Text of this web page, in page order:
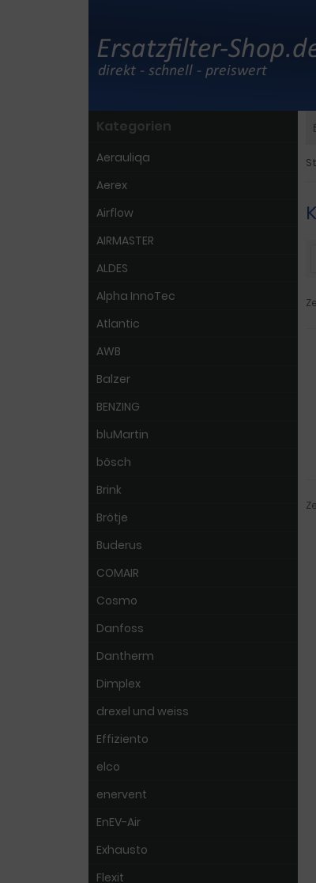
Kategorien
Aerauliqa
Aerex
Airflow
AIRMASTER
ALDES
Alpha InnoTec
Atlantic
AWB
Balzer
BENZING
bluMartin
bösch
Brink
Brötje
Buderus
COMAIR
Cosmo
Danfoss
Dantherm
Dimplex
drexel und weiss
Effiziento
elco
enervent
EnEV-Air
Exhausto
Flexit